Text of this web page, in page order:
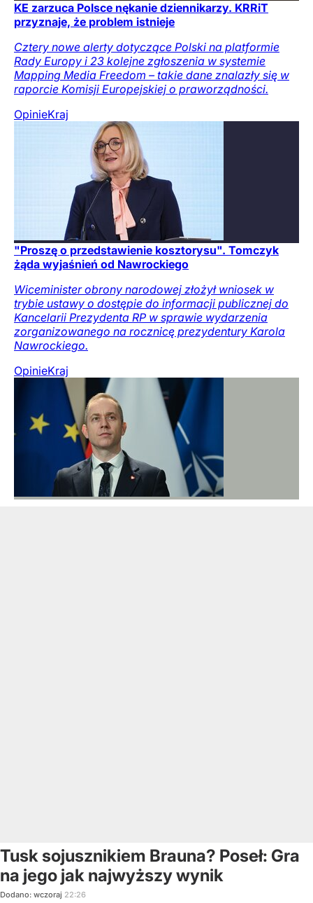
KE zarzuca Polsce nękanie dziennikarzy. KRRiT
przyznaje, że problem istnieje
Cztery nowe alerty dotyczące Polski na platformie
Rady Europy i 23 kolejne zgłoszenia w systemie
Mapping Media Freedom – takie dane znalazły się w
raporcie Komisji Europejskiej o praworządności.
OpinieKraj
"Proszę o przedstawienie kosztorysu". Tomczyk
żąda wyjaśnień od Nawrockiego
Wiceminister obrony narodowej złożył wniosek w
trybie ustawy o dostępie do informacji publicznej do
Kancelarii Prezydenta RP w sprawie wydarzenia
zorganizowanego na rocznicę prezydentury Karola
Nawrockiego.
OpinieKraj
Tusk sojusznikiem Brauna? Poseł: Gra
na jego jak najwyższy wynik
Dodano: wczoraj 22:26